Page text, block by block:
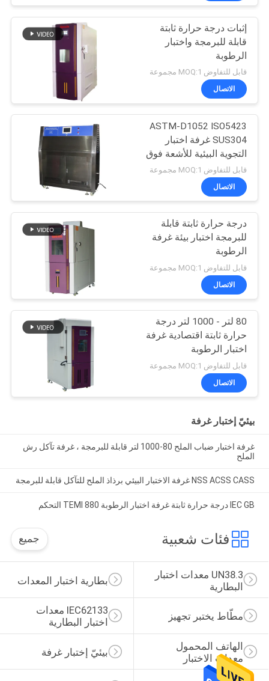
إثبات درجة حرارة ثابتة
قابلة للبرمجة واختبار
الرطوبة
قابل للتفاوض MOQ:1 مجموعة
الاتصال
ASTM-D1052 ISO5423
SUS304 غرفة اختبار
التجوية البيئية للأشعة فوق
البنفسجية
قابل للتفاوض MOQ:1 مجموعة
الاتصال
درجة حرارة ثابتة قابلة
للبرمجة اختبار بيئة غرفة
الرطوبة
قابل للتفاوض MOQ:1 مجموعة
الاتصال
80 لتر - 1000 لتر درجة
حرارة ثابتة اقتصادية غرفة
اختبار الرطوبة
قابل للتفاوض MOQ:1 مجموعة
الاتصال
بيئيّ إختبار غرفة
غرفة اختبار ضباب الملح 80-1000 لتر قابلة للبرمجة ، غرفة تآكل رش
الملح
NSS ACSS CASS غرفة الاختبار البيئي برذاذ الملح للتآكل قابلة للبرمجة
IEC GB درجة حرارة ثابتة غرفة اختبار الرطوبة TEMI 880 التحكم
فئات شعبية جميع
بطارية اختبار المعدات
UN38.3 معدات اختبار
البطارية
IEC62133 معدات
اختبار البطارية
مطّاط يختبر تجهيز
بيئيّ إختبار غرفة
الهاتف المحمول
معدات الاختبار